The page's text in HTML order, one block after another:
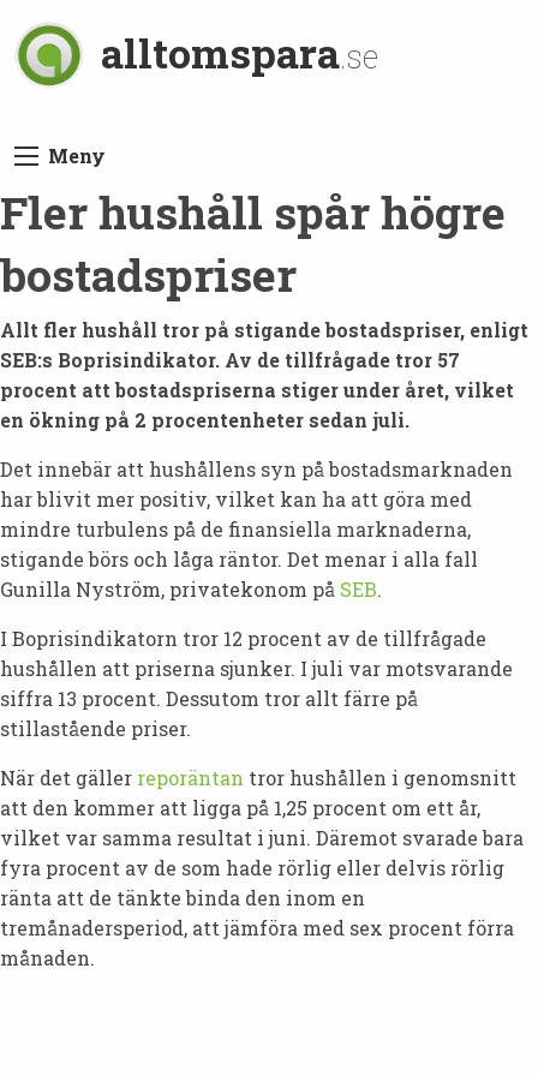
alltomspara.se
Meny
Fler hushåll spår högre
bostadspriser
Allt fler hushåll tror på stigande bostadspriser, enligt
SEB:s Boprisindikator. Av de tillfrågade tror 57
procent att bostadspriserna stiger under året, vilket
en ökning på 2 procentenheter sedan juli.
Det innebär att hushållens syn på bostadsmarknaden
har blivit mer positiv, vilket kan ha att göra med
mindre turbulens på de finansiella marknaderna,
stigande börs och låga räntor. Det menar i alla fall
Gunilla Nyström, privatekonom på SEB.
I Boprisindikatorn tror 12 procent av de tillfrågade
hushållen att priserna sjunker. I juli var motsvarande
siffra 13 procent. Dessutom tror allt färre på
stillastående priser.
När det gäller reporäntan tror hushållen i genomsnitt
att den kommer att ligga på 1,25 procent om ett år,
vilket var samma resultat i juni. Däremot svarade bara
fyra procent av de som hade rörlig eller delvis rörlig
ränta att de tänkte binda den inom en
tremånadersperiod, att jämföra med sex procent förra
månaden.